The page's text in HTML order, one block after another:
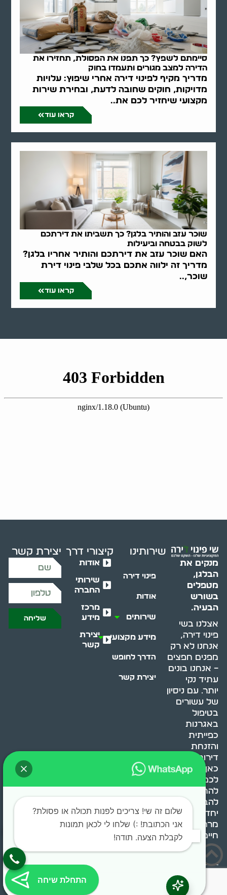
סיימתם לשפץ? כך תפנו את הפסולת, תחזירו את
הדירה למצב מגורים ותעמדו בחוק
מדריך מקיף לפינוי דירה אחרי שיפוץ: עלויות
מדויקות, חוקים שחובה לדעת, ובחירת שירות
מקצועי שיחזיר לכם את..
קראו עוד
שוכר עזב והותיר בלגן? כך תשביתו את דירתכם
לשוק בבטחה וביעילות
האם שוכר עזב את דירתכם והותיר אחריו בלגן?
מדריך זה ילווה אתכם בכל שלבי פינוי דירת
שוכר,..
קראו עוד
מנקים את
הבלגן,
מטפלים
בשורש
הבעיה.
אצלנו בשי
פינוי דירה,
אנחנו לא רק
מפנים חפצים
– אנחנו בונים
עתיד נקי
יותר. עם ניסיון
של עשורים
בטיפול
באגרנות
כפייתית
והזנחת
דירות, אנחנו
כאן כדי לעזור
לכם
להתמודד,
להבין ולשנות.
יחד, ניצור
מרחב
חיים בריא ומאוזן.
שירותינו
פינוי דירה
אודות
שירותים
מידע מקצועי
הדרך לחופש
יצירת קשר
קיצורי דרך
אודות
שירותי
החברה
מרכז
מידע
יצירת
קשר
יצירת קשר
שליחה
הזכויות שמורות.
שלום זה שי! צריכים לפנות תכולה או פסולת?
אני הכתובת! :) שלחו לי לכאן תמונות
לקבלת הצעה. תודה!
התחלת שיחה